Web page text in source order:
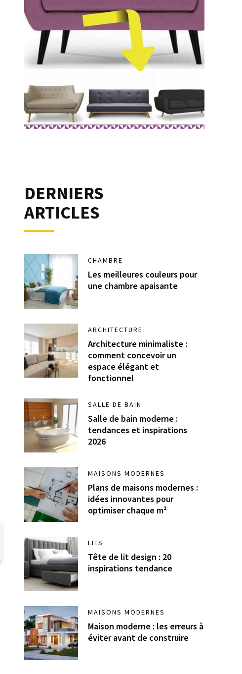
DERNIERS
ARTICLES
CHAMBRE
Les meilleures couleurs pour
une chambre apaisante
ARCHITECTURE
Architecture minimaliste :
comment concevoir un
espace élégant et
fonctionnel
SALLE DE BAIN
Salle de bain moderne :
tendances et inspirations
2026
MAISONS MODERNES
Plans de maisons modernes :
idées innovantes pour
optimiser chaque m²
LITS
Tête de lit design : 20
inspirations tendance
MAISONS MODERNES
Maison moderne : les erreurs à
éviter avant de construire